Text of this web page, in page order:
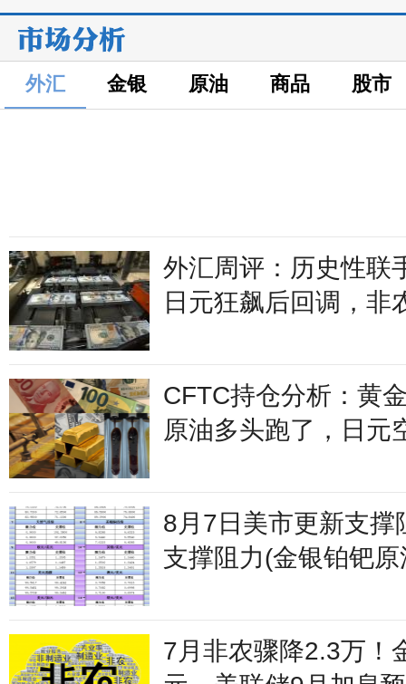
外汇 金银 原油 商品 股市
外汇周评：历史性联
日元狂飙后回调，非
CFTC持仓分析：黄
原油多头跑了，日元
8月7日美市更新支撑
支撑阻力(金银铂钯
7月非农骤降2.3万！